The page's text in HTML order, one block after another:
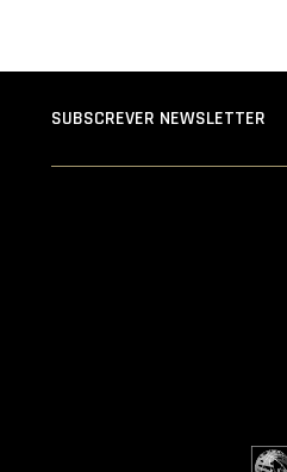
SUBSCREVER NEWSLETTER